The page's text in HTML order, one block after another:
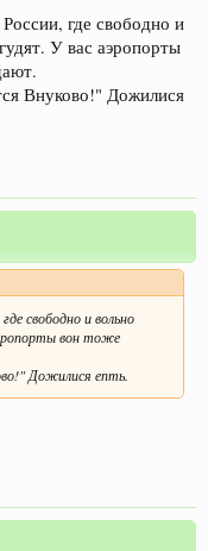
где свободно и
У вас аэропорты
Внуково!" Дожилися
свободно и вольно
вон тоже
Дожилися епть.